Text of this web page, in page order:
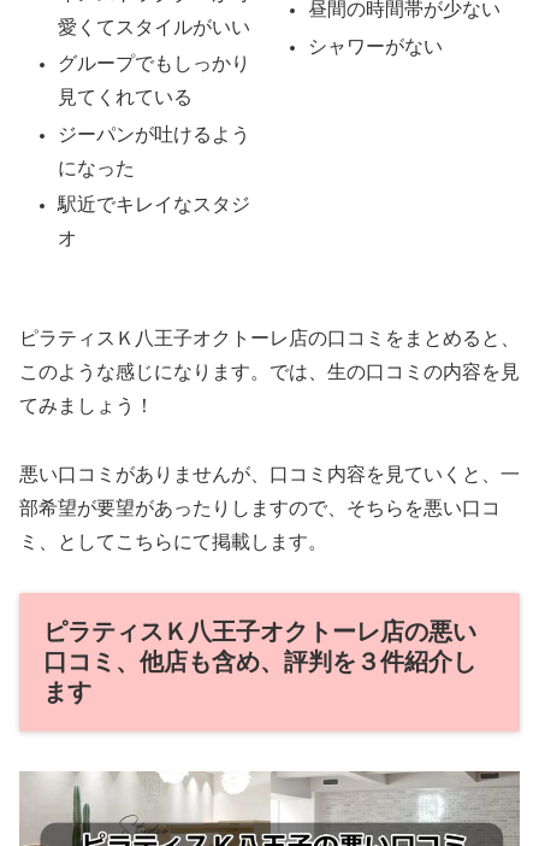
愛くてスタイルがいい
グループでもしっかり
見てくれている
ジーパンが吐けるよう
になった
駅近でキレイなスタジ
オ
昼間の時間帯が少ない
シャワーがない
ピラティスＫ八王子オクトーレ店の口コミをまとめると、
このような感じになります。では、生の口コミの内容を見
てみましょう！
悪い口コミがありませんが、口コミ内容を見ていくと、一
部希望が要望があったりしますので、そちらを悪い口コ
ミ、としてこちらにて掲載します。
ピラティスＫ八王子オクトーレ店の悪い
口コミ、他店も含め、評判を３件紹介し
ます